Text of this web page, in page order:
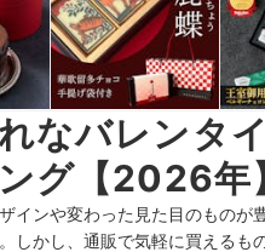
なバレンタ
グ【2026年
インや変わった見た目のものが
しかし、通販で気軽に買える